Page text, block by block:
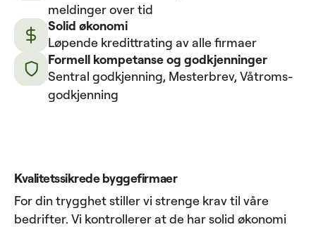
meldinger over tid
Solid økonomi
Løpende kredittrating av alle firmaer
Formell kompetanse og godkjenninger
Sentral godkjenning, Mesterbrev, Våtroms­
godkjenning
Kvalitetssikrede byggefirmaer
For din trygghet stiller vi strenge krav til våre
bedrifter. Vi kontrollerer at de har solid økonomi